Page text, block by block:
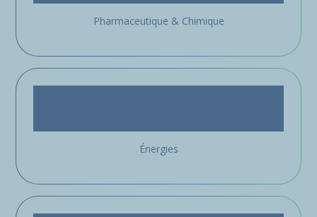
Pharmaceutique & Chimique
Énergies